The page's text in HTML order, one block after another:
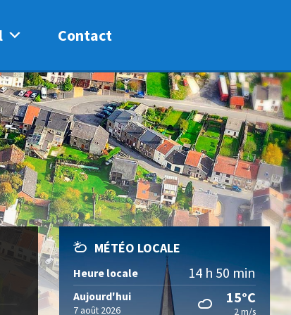
Contact
MÉTÉO LOCALE
Heure locale 14 h 50 min
Aujourd'hui
7 août 2026
15°C
2 m/s